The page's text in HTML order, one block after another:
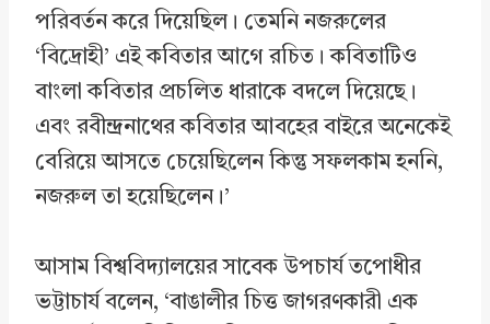
পরিবর্তন করে দিয়েছিল। তেমনি নজরুলের
‘বিদ্রোহী’ এই কবিতার আগে রচিত। কবিতাটিও
বাংলা কবিতার প্রচলিত ধারাকে বদলে দিয়েছে।
এবং রবীন্দ্রনাথের কবিতার আবহের বাইরে অনেকেই
বেরিয়ে আসতে চেয়েছিলেন কিন্তু সফলকাম হননি,
নজরুল তা হয়েছিলেন।’
আসাম বিশ্ববিদ্যালয়ের সাবেক উপচার্য তপোধীর
ভট্টাচার্য বলেন, ‘বাঙালীর চিত্ত জাগরণকারী এক